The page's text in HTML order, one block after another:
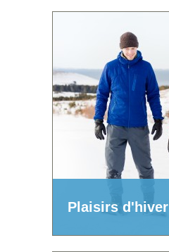
Plaisirs d'hiver